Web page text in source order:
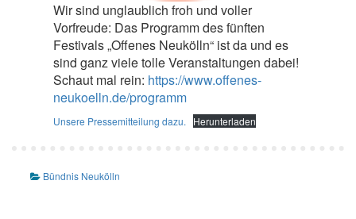
Wir sind unglaublich froh und voller
Vorfreude: Das Programm des fünften
Festivals „Offenes Neukölln“ ist da und es
sind ganz viele tolle Veranstaltungen dabei!
Schaut mal rein: https://www.offenes-
neukoelln.de/programm
Unsere Pressemitteilung dazu. Herunterladen
Bündnis Neukölln